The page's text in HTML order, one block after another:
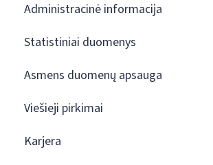
Administracinė informacija
Statistiniai duomenys
Asmens duomenų apsauga
Viešieji pirkimai
Karjera